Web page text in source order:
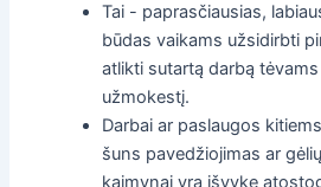
Tai - paprasčiausias,
būdas vaikams užsidirbti
atlikti sutartą darbą
užmokestį.
Darbai ar paslaugos
šuns pavedžiojimas ar
kaimynai yra išvykę